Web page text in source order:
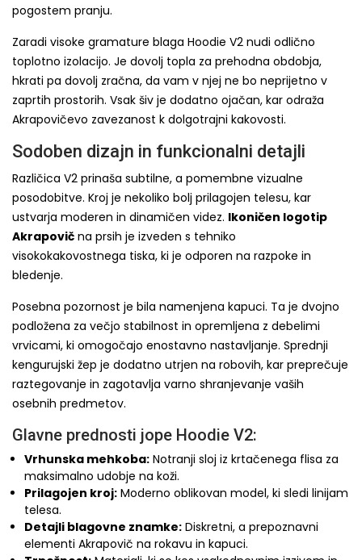
pogostem pranju.
Zaradi visoke gramature blaga Hoodie V2 nudi odlično
toplotno izolacijo. Je dovolj topla za prehodna obdobja,
hkrati pa dovolj zračna, da vam v njej ne bo neprijetno v
zaprtih prostorih. Vsak šiv je dodatno ojačan, kar odraža
Akrapovičevo zavezanost k dolgotrajni kakovosti.
Sodoben dizajn in funkcionalni detajli
Različica V2 prinaša subtilne, a pomembne vizualne
posodobitve. Kroj je nekoliko bolj prilagojen telesu, kar
ustvarja moderen in dinamičen videz. Ikoničen logotip
Akrapovič na prsih je izveden s tehniko
visokokakovostnega tiska, ki je odporen na razpoke in
bledenje.
Posebna pozornost je bila namenjena kapuci. Ta je dvojno
podložena za večjo stabilnost in opremljena z debelimi
vrvicami, ki omogočajo enostavno nastavljanje. Sprednji
kengurujski žep je dodatno utrjen na robovih, kar preprečuje
raztegovanje in zagotavlja varno shranjevanje vaših
osebnih predmetov.
Glavne prednosti jope Hoodie V2:
Vrhunska mehkoba: Notranji sloj iz krtačenega flisa za
maksimalno udobje na koži.
Prilagojen kroj: Moderno oblikovan model, ki sledi linijam
telesa.
Detajli blagovne znamke: Diskretni, a prepoznavni
elementi Akrapovič na rokavu in kapuci.